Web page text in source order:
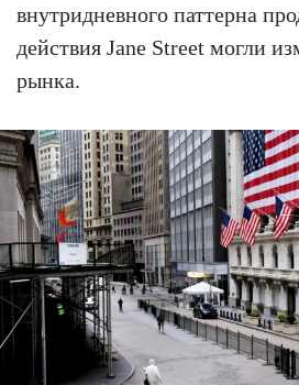
внутридневного паттерна
действия Jane Street могли
рынка.